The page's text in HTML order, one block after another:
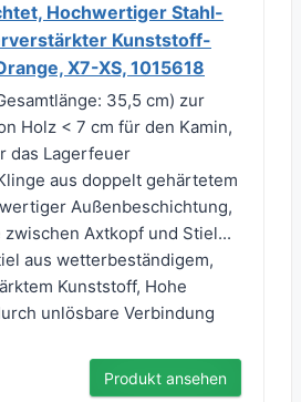
Hochwertiger Stahl-
Kunststoff-
X7-XS, 1015618
35,5 cm) zur
Holz < 7 cm für den Kamin,
das Lagerfeuer
aus doppelt gehärtetem
Außenbeschichtung,
zwischen Axtkopf und Stiel...
aus wetterbeständigem,
Kunststoff, Hohe
unlösbare Verbindung
Produkt ansehen